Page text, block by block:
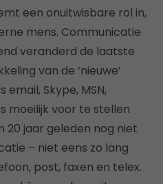
een onuitwisbare rol in,
mens. Communicatie
veranderd de laatste
van de ‘nieuwe’
Skype, MSN,
moeilijk voor te stellen
20 jaar geleden nog niet
– niet eens zo lang
post, faxen en telex.